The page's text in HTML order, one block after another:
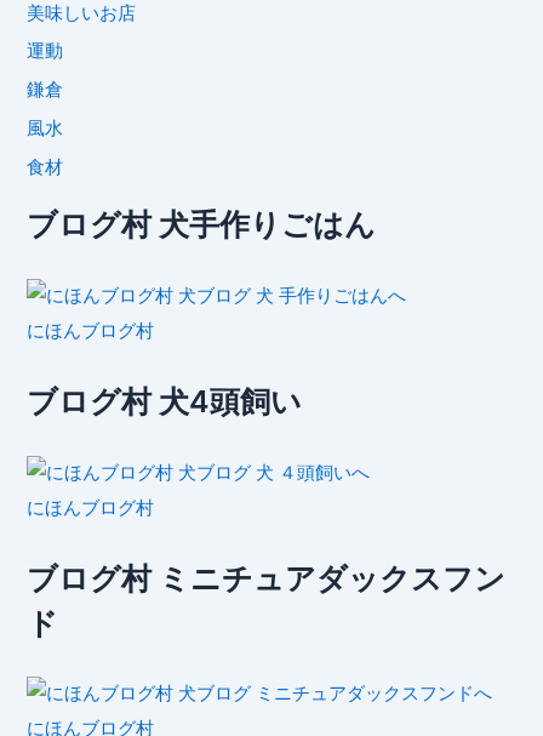
美味しいお店
運動
鎌倉
風水
食材
ブログ村 犬手作りごはん
にほんブログ村
ブログ村 犬4頭飼い
にほんブログ村
ブログ村 ミニチュアダックスフン
ド
にほんブログ村